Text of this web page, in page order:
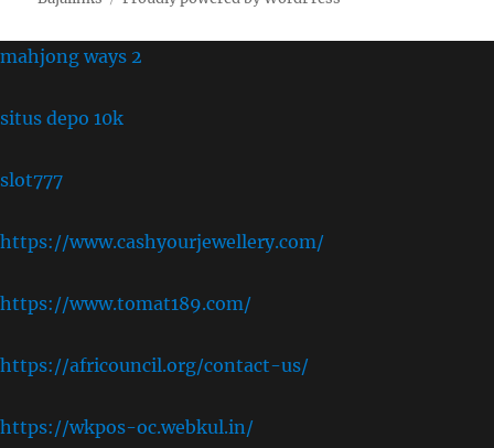
mahjong ways 2
situs depo 10k
slot777
https://www.cashyourjewellery.com/
https://www.tomat189.com/
https://africouncil.org/contact-us/
https://wkpos-oc.webkul.in/